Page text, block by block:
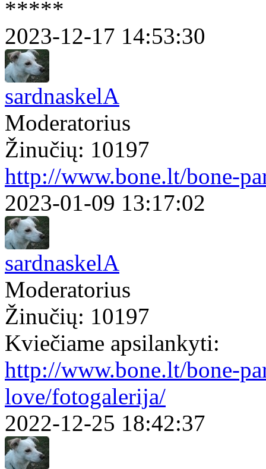
*****
2023-12-17 14:53:30
sardnaskelA
Moderatorius
Žinučių: 10197
http://www.bone.lt/bone-
2023-01-09 13:17:02
sardnaskelA
Moderatorius
Žinučių: 10197
Kviečiame apsilankyti:
http://www.bone.lt/bone-
love/fotogalerija/
2022-12-25 18:42:37